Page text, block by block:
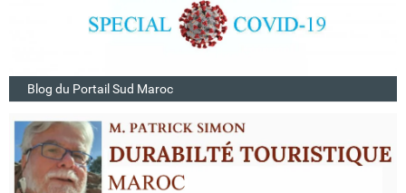
Blog du Portail Sud Maroc